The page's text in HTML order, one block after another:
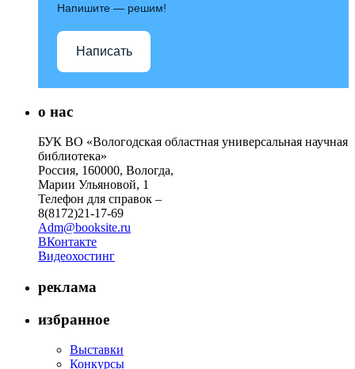
Напишите — решим!
Написать
о нас
БУК ВО «Вологодская областная универсальная научная
библиотека»
Россия, 160000, Вологда,
Марии Ульяновой, 1
Телефон для справок –
8(8172)21-17-69
Adm@booksite.ru
ВКонтакте
Видеохостинг
реклама
избранное
Выставки
Конкурсы